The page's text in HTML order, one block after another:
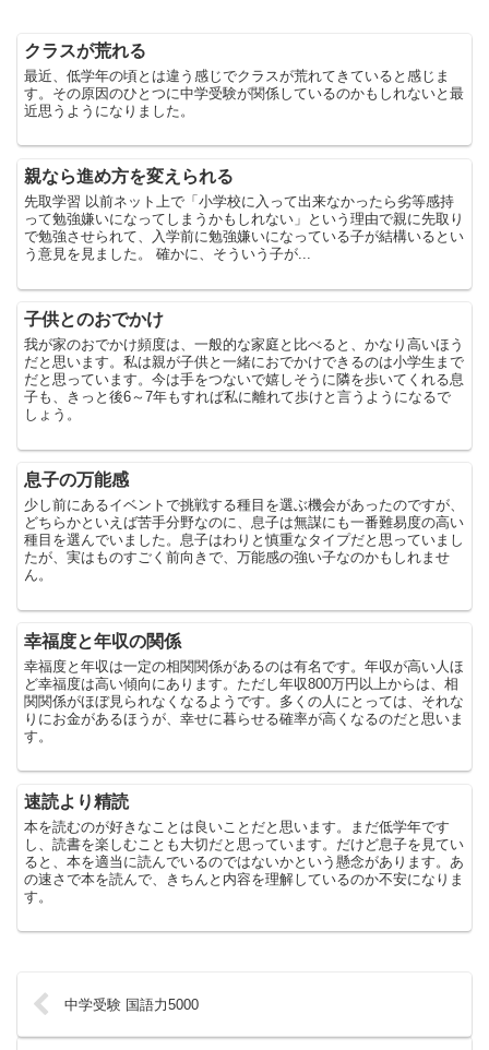
クラスが荒れる
最近、低学年の頃とは違う感じでクラスが荒れてきていると感じま
す。その原因のひとつに中学受験が関係しているのかもしれないと最
近思うようになりました。
親なら進め方を変えられる
先取学習 以前ネット上で「小学校に入って出来なかったら劣等感持
って勉強嫌いになってしまうかもしれない」という理由で親に先取り
で勉強させられて、入学前に勉強嫌いになっている子が結構いるとい
う意見を見ました。 確かに、そういう子が...
子供とのおでかけ
我が家のおでかけ頻度は、一般的な家庭と比べると、かなり高いほう
だと思います。私は親が子供と一緒におでかけできるのは小学生まで
だと思っています。今は手をつないで嬉しそうに隣を歩いてくれる息
子も、きっと後6～7年もすれば私に離れて歩けと言うようになるで
しょう。
息子の万能感
少し前にあるイベントで挑戦する種目を選ぶ機会があったのですが、
どちらかといえば苦手分野なのに、息子は無謀にも一番難易度の高い
種目を選んでいました。息子はわりと慎重なタイプだと思っていまし
たが、実はものすごく前向きで、万能感の強い子なのかもしれませ
ん。
幸福度と年収の関係
幸福度と年収は一定の相関関係があるのは有名です。年収が高い人ほ
ど幸福度は高い傾向にあります。ただし年収800万円以上からは、相
関関係がほぼ見られなくなるようです。多くの人にとっては、それな
りにお金があるほうが、幸せに暮らせる確率が高くなるのだと思いま
す。
速読より精読
本を読むのが好きなことは良いことだと思います。まだ低学年です
し、読書を楽しむことも大切だと思っています。だけど息子を見てい
ると、本を適当に読んでいるのではないかという懸念があります。あ
の速さで本を読んで、きちんと内容を理解しているのか不安になりま
す。
中学受験 国語力5000